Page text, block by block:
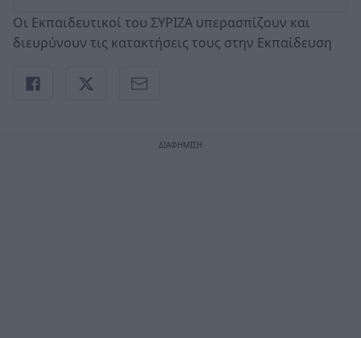
Οι Εκπαιδευτικοί του ΣΥΡΙΖΑ υπερασπίζουν και
διευρύνουν τις κατακτήσεις τους στην Εκπαίδευση